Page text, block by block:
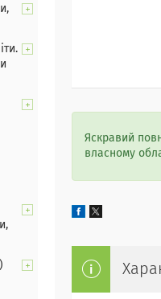
Яскравий
власному